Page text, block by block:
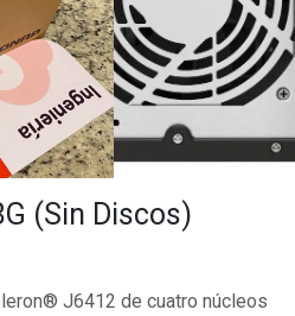
(Sin Discos)
J6412 de cuatro núcleos